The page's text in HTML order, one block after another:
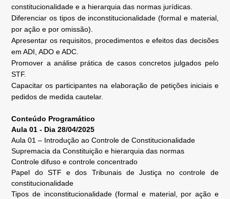
constitucionalidade e a hierarquia das normas jurídicas.
Diferenciar os tipos de inconstitucionalidade (formal e material,
por ação e por omissão).
Apresentar os requisitos, procedimentos e efeitos das decisões
em ADI, ADO e ADC.
Promover a análise prática de casos concretos julgados pelo
STF.
Capacitar os participantes na elaboração de petições iniciais e
pedidos de medida cautelar.
Conteúdo Programático
Aula 01 - Dia 28/04/2025
Aula 01 – Introdução ao Controle de Constitucionalidade
Supremacia da Constituição e hierarquia das normas
Controle difuso e controle concentrado
Papel do STF e dos Tribunais de Justiça no controle de
constitucionalidade
Tipos de inconstitucionalidade (formal e material, por ação e